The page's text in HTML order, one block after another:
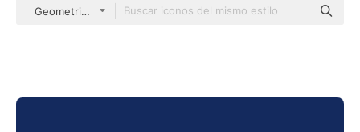
Geometric Flat Circular Flat